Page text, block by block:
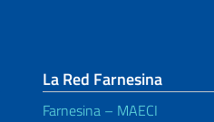
La Red Farnesina
Farnesina – MAECI